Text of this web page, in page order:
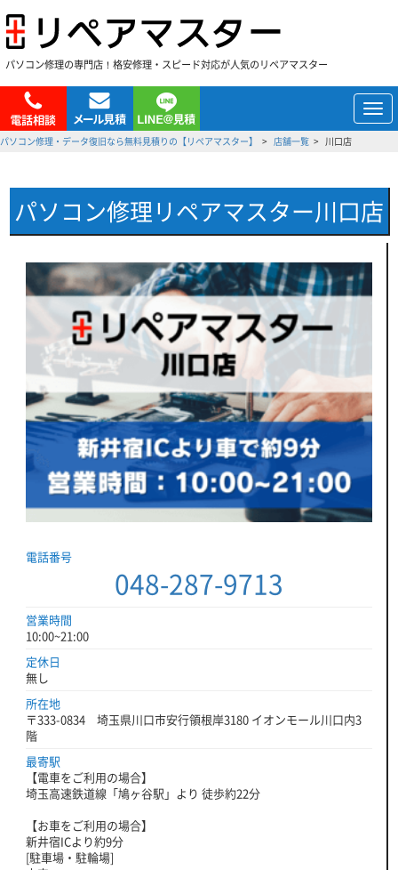
パソコン修理の専門店！格安修理・スピード対応が人気のリペアマスター
メ
ニ
パソコン修理・データ復旧なら無料見積りの【リペアマスター】 店舗一覧 川口店
パソコン修理リペアマスター川口店
電話番号
048-287-9713
営業時間
10:00~21:00
定休日
無し
所在地
〒333-0834 埼玉県川口市安行領根岸3180 イオンモール川口内3
階
最寄駅
【電車をご利用の場合】
埼玉高速鉄道線「鳩ヶ谷駅」より 徒歩約22分
【お車をご利用の場合】
新井宿ICより約9分
[駐車場・駐輪場]